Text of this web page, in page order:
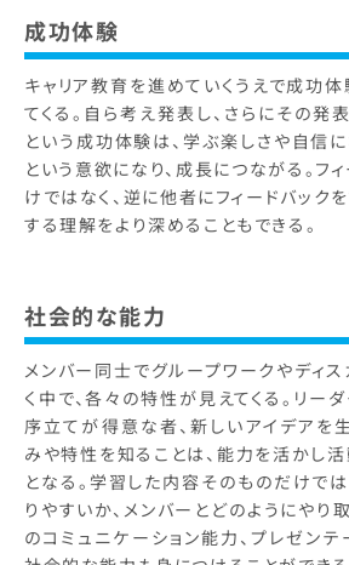
成功体験
キャリア教育を進めていくうえで成功体
てくる。自ら考え発表し、さらにその発
という成功体験は、学ぶ楽しさや自信に
という意欲になり、成長につながる。フ
けではなく、逆に他者にフィードバック
する理解をより深めることもできる。
社会的な能力
メンバー同士でグループワークやディス
く中で、各々の特性が見えてくる。リー
序立てが得意な者、新しいアイデアを
みや特性を知ることは、能力を活かし活
となる。学習した内容そのものだけでは
りやすいか、メンバーとどのようにや
のコミュニケーション能力、プレゼンテ